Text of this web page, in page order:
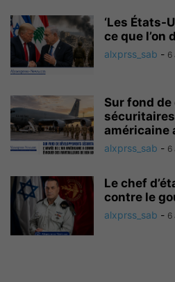
‘Les États-
ce que l’on
alxprss_sab - 6
Sur fond
sécuritaires
américaine
alxprss_sab - 6
Le chef
contre le
alxprss_sab - 6